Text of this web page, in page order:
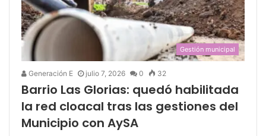
Gestión municipal
Generación E julio 7, 2026 0 32
Barrio Las Glorias: quedó habilitada
la red cloacal tras las gestiones del
Municipio con AySA